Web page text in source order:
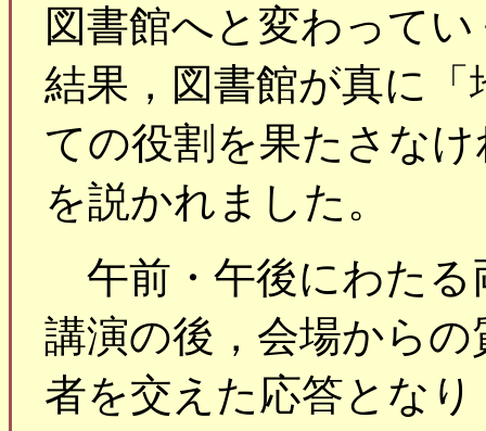
図書館へと変わって
結果，図書館が真に
ての役割を果たさな
を説かれました。
午前・午後にわたる
講演の後，会場から
者を交えた応答とな